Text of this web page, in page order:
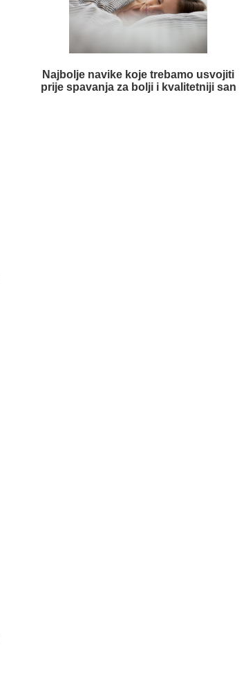
Najbolje navike koje trebamo usvojiti
prije spavanja za bolji i kvalitetniji san